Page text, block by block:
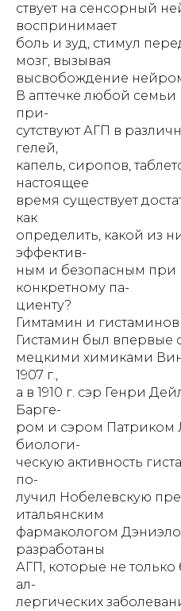
ствует на сенсорный
воспринимает
боль и зуд, стимул
мозг, вызывая
высвобождение
В аптечке любой семьи
при-
сутствуют АГП в
гелей,
капель, сиропов,
настоящее
время существует
как
определить, какой из
эффектив-
ным и безопасным при
конкретному па-
циенту?
Гимтамин и
Гистамин был впервые
мецкими химиками
1907 г.,
а в 1910 г. сэр Генри
Барге-
ром и сэром Патриком
биологи-
ческую активность
по-
лучил Нобелевскую
итальянским
фармакологом
разработаны
АГП, которые не
ал-
лергических